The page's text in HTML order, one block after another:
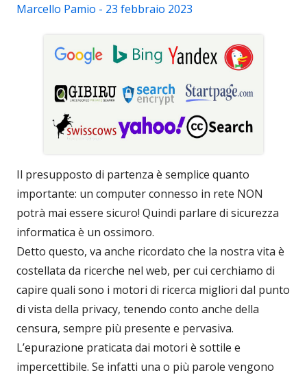
una
nuova
finestra
una
nuova
finestra
una
nuova
finestra
una
nuova
finestra
una
nuova
finestra
n
di
vi
di
Marcello Pamio - 23 febbraio 2023
Il presupposto di partenza è semplice quanto
importante: un computer connesso in rete NON
potrà mai essere sicuro! Quindi parlare di sicurezza
informatica è un ossimoro.
Detto questo, va anche ricordato che la nostra vita è
costellata da ricerche nel web, per cui cerchiamo di
capire quali sono i motori di ricerca migliori dal punto
di vista della privacy, tenendo conto anche della
censura, sempre più presente e pervasiva.
L’epurazione praticata dai motori è sottile e
impercettibile. Se infatti una o più parole vengono